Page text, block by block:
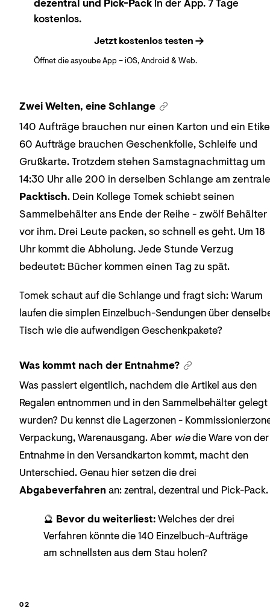
dezentral und Pick-Packin der App. 7 Tage
kostenlos.
Jetzt kostenlos testen
Öffnet die asyoube App – iOS, Android & Web.
Zwei Welten, eine Schlange
140 Aufträge brauchen nur einen Karton und ein
60 Aufträge brauchen Geschenkfolie, Schleife und
Grußkarte. Trotzdem stehen Samstagnachmittag um
14:30 Uhr alle 200 in derselben Schlange am
Packtisch. Dein Kollege Tomek schiebt seinen
Sammelbehälter ans Ende der Reihe - zwölf Behälter
vor ihm. Drei Leute packen, so schnell es geht. Um 18
Uhr kommt die Abholung. Jede Stunde Verzug
bedeutet: Bücher kommen einen Tag zu spät.
Tomek schaut auf die Schlange und fragt sich: Warum
laufen die simplen Einzelbuch-Sendungen über
Tisch wie die aufwendigen Geschenkpakete?
Was kommt nach der Entnahme?
Was passiert eigentlich, nachdem die Artikel aus den
Regalen entnommen und in den Sammelbehälter gelegt
wurden? Du kennst die Lagerzonen -
Verpackung, Warenausgang. Aber wiedie Ware von der
Entnahme in den Versandkarton kommt, macht den
Unterschied. Genau hier setzen die drei
Abgabeverfahren an: zentral, dezentral und Pick-Pack.
🔮 Bevor du weiterliest:Welches der drei
Verfahren könnte die 140 Einzelbuch-Aufträge
am schnellsten aus dem Stau holen?